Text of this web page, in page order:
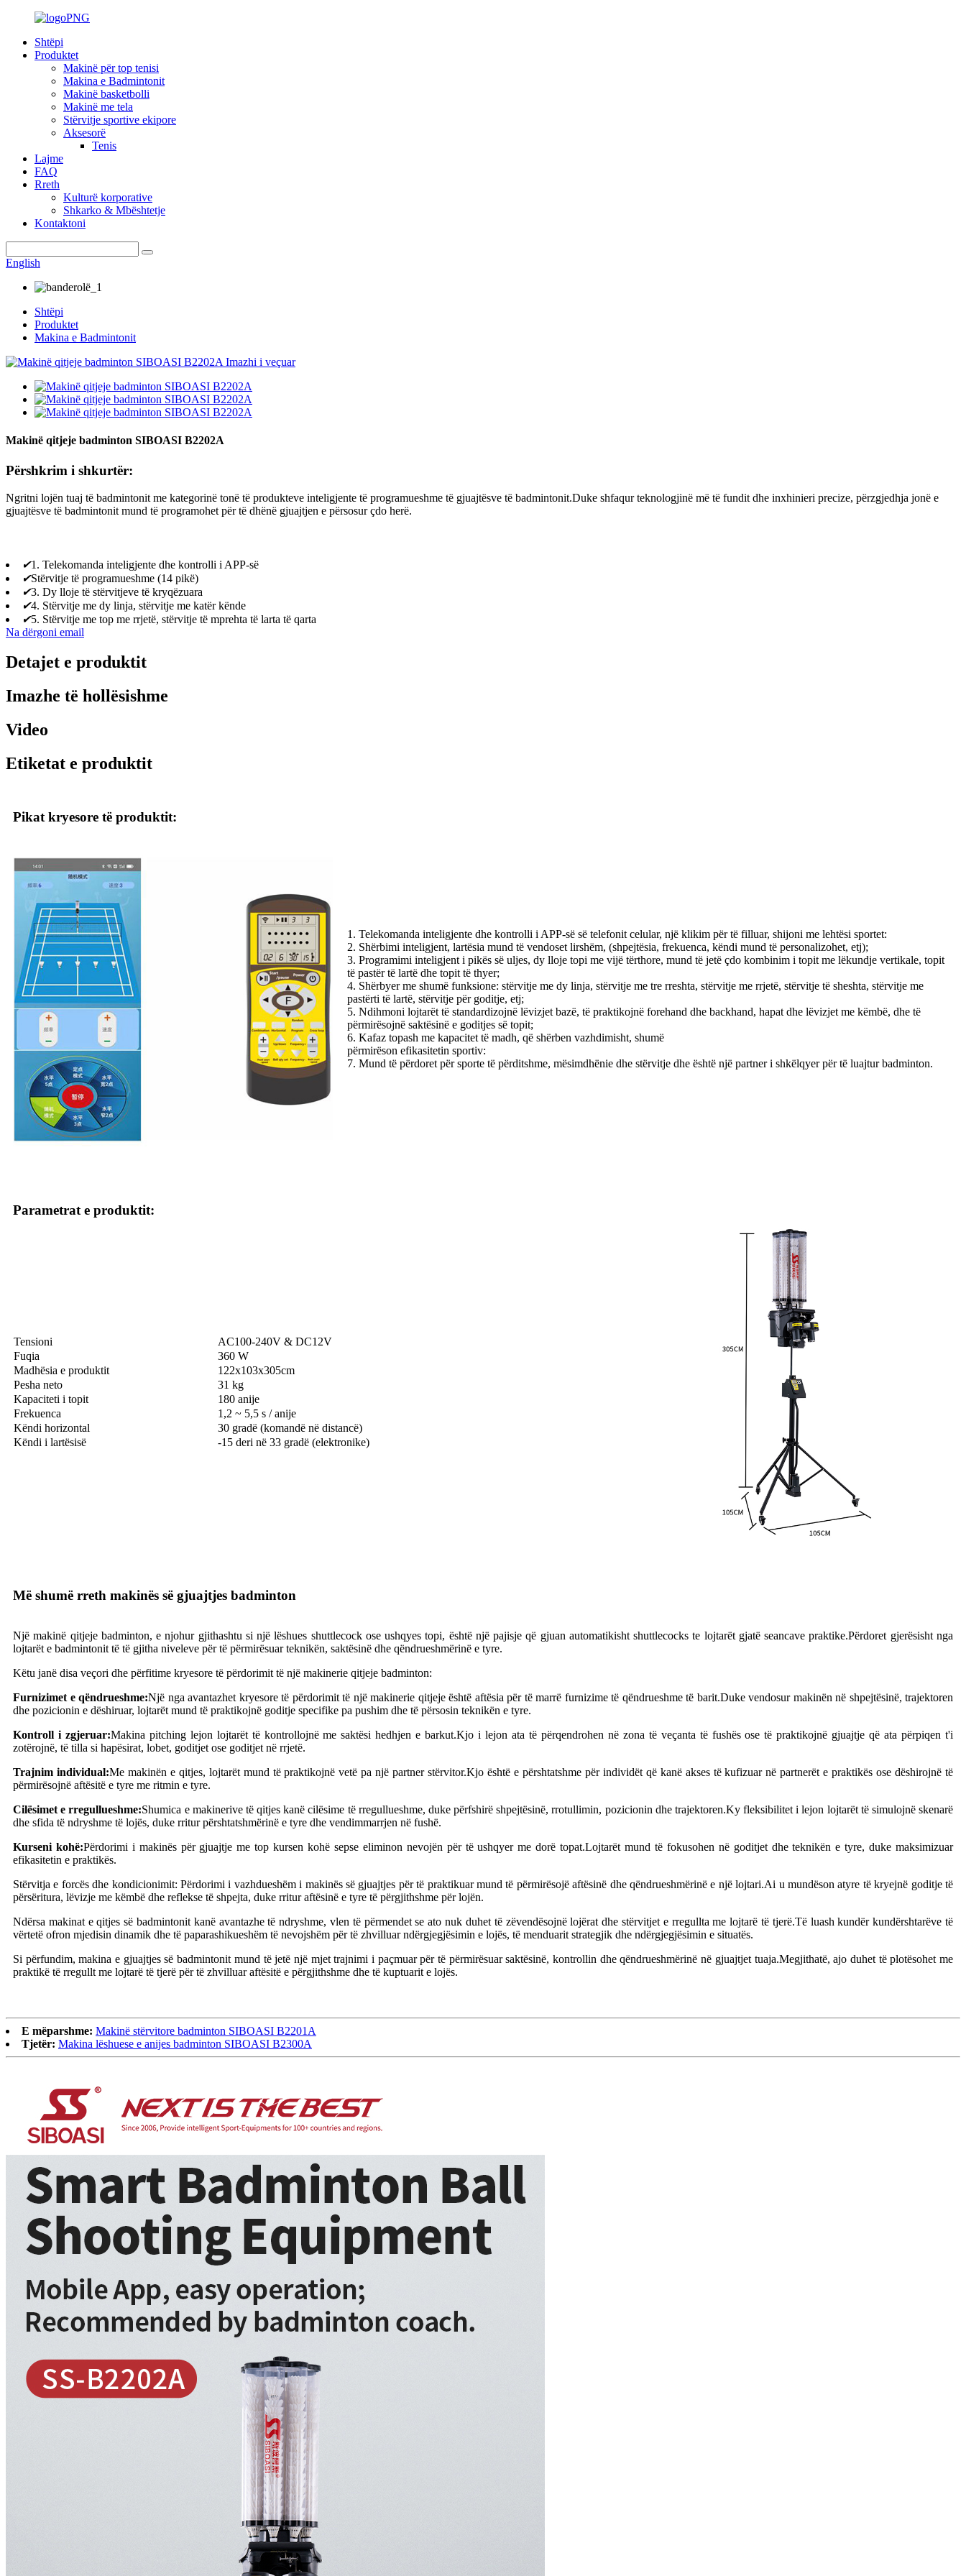
Shtëpi
Produktet
Makinë për top tenisi
Makina e Badmintonit
Makinë basketbolli
Makinë me tela
Stërvitje sportive ekipore
Aksesorë
Tenis
Lajme
FAQ
Rreth
Kulturë korporative
Shkarko & Mbështetje
Kontaktoni
English
Shtëpi
Produktet
Makina e Badmintonit
Makinë qitjeje badminton SIBOASI B2202A
Përshkrim i shkurtër:
Ngritni lojën tuaj të badmintonit me kategorinë tonë të produkteve inteligjente të programueshme të gjuajtësve të badmintonit.Duke shfaqur teknologjinë më të fundit dhe inxhinieri precize, përzgjedhja jonë e
gjuajtësve të badmintonit mund të programohet për të dhënë gjuajtjen e përsosur çdo herë.
✔1. Telekomanda inteligjente dhe kontrolli i APP-së
✔Stërvitje të programueshme (14 pikë)
✔3. Dy lloje të stërvitjeve të kryqëzuara
✔4. Stërvitje me dy linja, stërvitje me katër kënde
✔5. Stërvitje me top me rrjetë, stërvitje të mprehta të larta të qarta
Na dërgoni email
Detajet e produktit
Imazhe të hollësishme
Video
Etiketat e produktit
Pikat kryesore të produktit:
1. Telekomanda inteligjente dhe kontrolli i APP-së së telefonit celular, një klikim për të filluar, shijoni me lehtësi sportet:
2. Shërbimi inteligjent, lartësia mund të vendoset lirshëm, (shpejtësia, frekuenca, këndi mund të personalizohet, etj);
3. Programimi inteligjent i pikës së uljes, dy lloje topi me vijë tërthore, mund të jetë çdo kombinim i topit me lëkundje vertikale, topit
të pastër të lartë dhe topit të thyer;
4. Shërbyer me shumë funksione: stërvitje me dy linja, stërvitje me tre rreshta, stërvitje me rrjetë, stërvitje të sheshta, stërvitje me
pastërti të lartë, stërvitje për goditje, etj;
5. Ndihmoni lojtarët të standardizojnë lëvizjet bazë, të praktikojnë forehand dhe backhand, hapat dhe lëvizjet me këmbë, dhe të
përmirësojnë saktësinë e goditjes së topit;
6. Kafaz topash me kapacitet të madh, që shërben vazhdimisht, shumë
përmirëson efikasitetin sportiv:
7. Mund të përdoret për sporte të përditshme, mësimdhënie dhe stërvitje dhe është një partner i shkëlqyer për të luajtur badminton.
Parametrat e produktit:
Tensioni
AC100-240V & DC12V
Fuqia
360 W
Madhësia e produktit
122x103x305cm
Pesha neto
31 kg
Kapaciteti i topit
180 anije
Frekuenca
1,2 ~ 5,5 s / anije
Këndi horizontal
30 gradë (komandë në distancë)
Këndi i lartësisë
-15 deri në 33 gradë (elektronike)
Më shumë rreth makinës së gjuajtjes badminton
Një makinë qitjeje badminton, e njohur gjithashtu si një lëshues shuttlecock ose ushqyes topi, është një pajisje që gjuan automatikisht shuttlecocks te lojtarët gjatë seancave praktike.Përdoret gjerësisht nga
lojtarët e badmintonit të të gjitha niveleve për të përmirësuar teknikën, saktësinë dhe qëndrueshmërinë e tyre.
Këtu janë disa veçori dhe përfitime kryesore të përdorimit të një makinerie qitjeje badminton:
Furnizimet e qëndrueshme:Një nga avantazhet kryesore të përdorimit të një makinerie qitjeje është aftësia për të marrë furnizime të qëndrueshme të barit.Duke vendosur makinën në shpejtësinë, trajektoren
dhe pozicionin e dëshiruar, lojtarët mund të praktikojnë goditje specifike pa pushim dhe të përsosin teknikën e tyre.
Kontroll i zgjeruar:Makina pitching lejon lojtarët të kontrollojnë me saktësi hedhjen e barkut.Kjo i lejon ata të përqendrohen në zona të veçanta të fushës ose të praktikojnë gjuajtje që ata përpiqen t'i
zotërojnë, të tilla si hapësirat, lobet, goditjet ose goditjet në rrjetë.
Trajnim individual:Me makinën e qitjes, lojtarët mund të praktikojnë vetë pa një partner stërvitor.Kjo është e përshtatshme për individët që kanë akses të kufizuar në partnerët e praktikës ose dëshirojnë të
përmirësojnë aftësitë e tyre me ritmin e tyre.
Cilësimet e rregullueshme:Shumica e makinerive të qitjes kanë cilësime të rregullueshme, duke përfshirë shpejtësinë, rrotullimin, pozicionin dhe trajektoren.Ky fleksibilitet i lejon lojtarët të simulojnë skenarë
dhe sfida të ndryshme të lojës, duke rritur përshtatshmërinë e tyre dhe vendimmarrjen në fushë.
Kurseni kohë:Përdorimi i makinës për gjuajtje me top kursen kohë sepse eliminon nevojën për të ushqyer me dorë topat.Lojtarët mund të fokusohen në goditjet dhe teknikën e tyre, duke maksimizuar
efikasitetin e praktikës.
Stërvitja e forcës dhe kondicionimit: Përdorimi i vazhdueshëm i makinës së gjuajtjes për të praktikuar mund të përmirësojë aftësinë dhe qëndrueshmërinë e një lojtari.Ai u mundëson atyre të kryejnë goditje të
përsëritura, lëvizje me këmbë dhe reflekse të shpejta, duke rritur aftësinë e tyre të përgjithshme për lojën.
Ndërsa makinat e qitjes së badmintonit kanë avantazhe të ndryshme, vlen të përmendet se ato nuk duhet të zëvendësojnë lojërat dhe stërvitjet e rregullta me lojtarë të tjerë.Të luash kundër kundërshtarëve të
vërtetë ofron mjedisin dinamik dhe të paparashikueshëm të nevojshëm për të zhvilluar ndërgjegjësimin e lojës, të menduarit strategjik dhe ndërgjegjësimin e situatës.
Si përfundim, makina e gjuajtjes së badmintonit mund të jetë një mjet trajnimi i paçmuar për të përmirësuar saktësinë, kontrollin dhe qëndrueshmërinë në gjuajtjet tuaja.Megjithatë, ajo duhet të plotësohet me
praktikë të rregullt me ​​lojtarë të tjerë për të zhvilluar aftësitë e përgjithshme dhe të kuptuarit e lojës.
E mëparshme: Makinë stërvitore badminton SIBOASI B2201A
Tjetër: Makina lëshuese e anijes badminton SIBOASI B2300A